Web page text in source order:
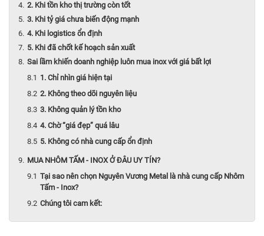
2. Khi tồn kho thị trường còn tốt
3. Khi tỷ giá chưa biến động mạnh
4. Khi logistics ổn định
5. Khi đã chốt kế hoạch sản xuất
Sai lầm khiến doanh nghiệp luôn mua inox với giá bất lợi
1. Chỉ nhìn giá hiện tại
2. Không theo dõi nguyên liệu
3. Không quản lý tồn kho
4. Chờ “giá đẹp” quá lâu
5. Không có nhà cung cấp ổn định
MUA NHÔM TẤM - INOX Ở ĐÂU UY TÍN?
Tại sao nên chọn Nguyên Vương Metal là nhà cung cấp Nhôm
Tấm - Inox?
Chúng tôi cam kết: